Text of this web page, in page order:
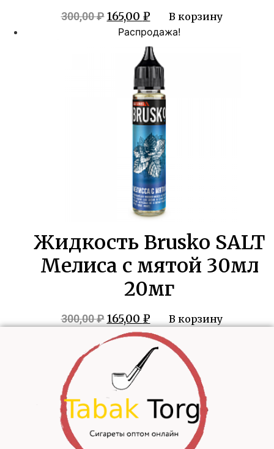
300,00₽ Первоначальная
цена
составляла
300,00 ₽.
165,00 ₽Текущая
цена:
165,00 ₽.
В корзину
Распродажа!
Жидкость Brusko SALT
Мелиса с мятой 30мл
20мг
300,00₽ Первоначальная
цена
составляла
300,00 ₽.
165,00 ₽Текущая
цена:
165,00 ₽.
В корзину